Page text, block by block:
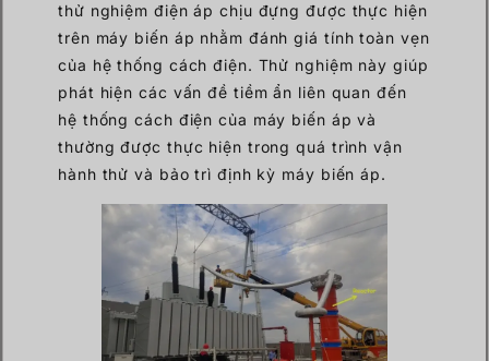
thử nghiệm điện áp chịu đựng được thực hiện
trên máy biến áp nhằm đánh giá tính toàn vẹn
của hệ thống cách điện. Thử nghiệm này giúp
phát hiện các vấn đề tiềm ẩn liên quan đến
hệ thống cách điện của máy biến áp và
thường được thực hiện trong quá trình vận
hành thử và bảo trì định kỳ máy biến áp.